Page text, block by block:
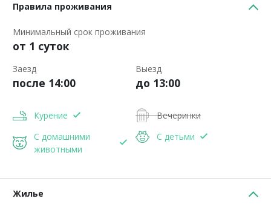
Правила проживания
Минимальный срок проживания
от 1 суток
Заезд
после 14:00
Выезд
до 13:00
Курение
Вечеринки
С домашними
животными
С детьми
Жилье